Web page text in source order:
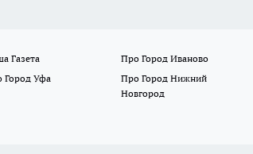
Газета
Про Город Иваново
Город Уфа
Про Город Нижний
Новгород